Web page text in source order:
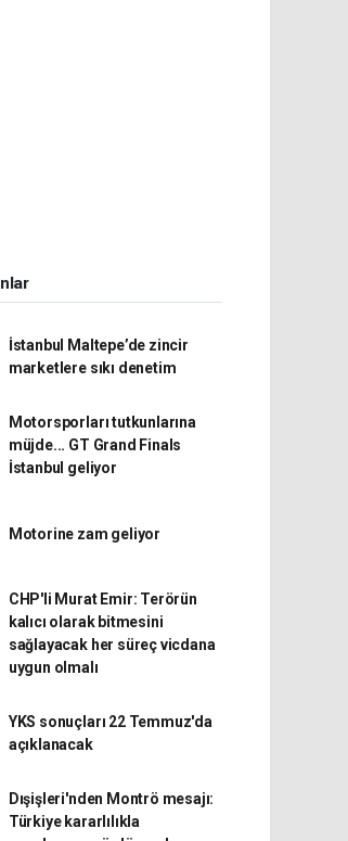
İstanbul Maltepe’de zincir
marketlere sıkı denetim
Motorsporları tutkunlarına
müjde... GT Grand Finals
İstanbul geliyor
Motorine zam geliyor
CHP'li Murat Emir: Terörün
kalıcı olarak bitmesini
sağlayacak her süreç vicdana
uygun olmalı
YKS sonuçları 22 Temmuz'da
açıklanacak
Dışişleri'nden Montrö mesajı:
Türkiye kararlılıkla